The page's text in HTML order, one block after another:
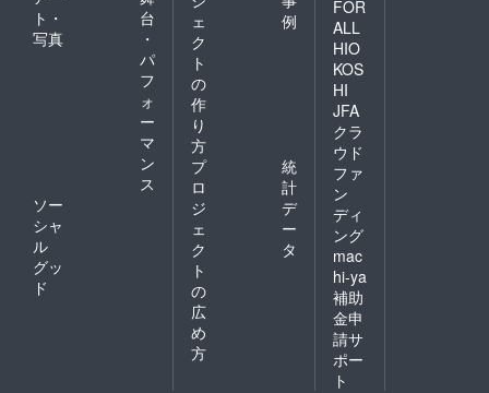
ト・
写真
台
・
パ
フ
ォ
ー
マ
ン
ス
ソー
シャ
ル
グッ
ド
ェ
ク
ト
の
作
り
方
例
プ
ロ
ジ
ェ
ク
ト
の
広
め
方
統
計
デ
ー
タ
FOR
ALL
HIO
KOS
HI
JFA
クラ
ウド
ファ
ン
ディ
ング
mac
hi-ya
補助
金申
請サ
ポー
ト